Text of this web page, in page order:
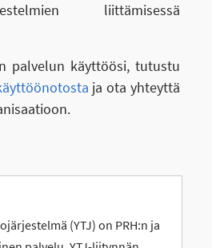
liittämisessä
palvelun käyttöösi, tutustu
ja ota yhteyttä
(YTJ) on PRH:n ja